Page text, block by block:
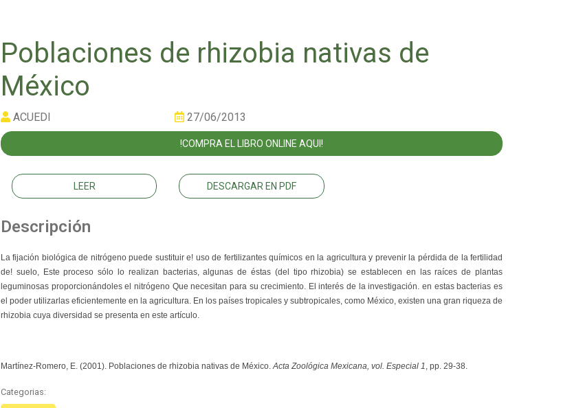
Poblaciones de rhizobia nativas de
México
ACUEDI 27/06/2013
!COMPRA EL LIBRO ONLINE AQUI!
LEER DESCARGAR EN PDF
Descripción
La fijación biológica de nitrógeno puede sustituir e! uso de fertilizantes químicos en la agricultura y prevenir la pérdida de la fertilidad
de! suelo, Este proceso sólo lo realizan bacterias, algunas de éstas (del tipo rhizobia) se establecen en las raíces de plantas
leguminosas proporcionándoles el nitrógeno Que necesitan para su crecimiento. El interés de la investigación. en estas bacterias es
el poder utilizarlas eficientemente en la agricultura. En los países tropicales y subtropicales, como México, existen una gran riqueza de
rhizobia cuya diversidad se presenta en este artículo.
Martínez-Romero, E. (2001). Poblaciones de rhizobia nativas de México. Acta Zoológica Mexicana, vol. Especial 1 , pp. 29-38.
Categorias: